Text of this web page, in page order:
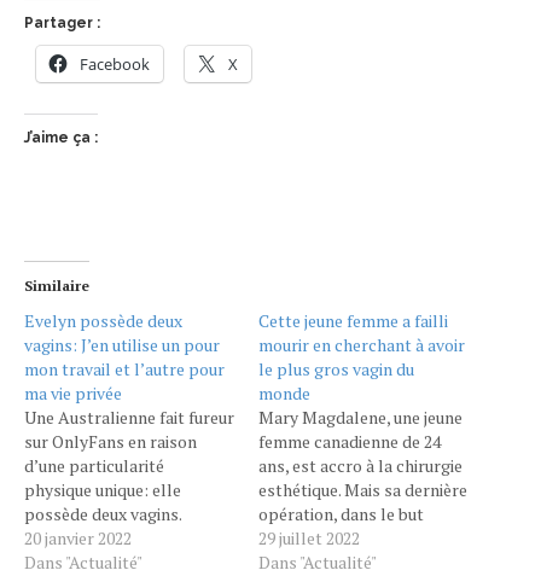
Partager :
Facebook X
J’aime ça :
Similaire
Evelyn possède deux
vagins: J’en utilise un pour
mon travail et l’autre pour
ma vie privée
Une Australienne fait fureur
sur OnlyFans en raison
d’une particularité
physique unique: elle
possède deux vagins.
Comme le
rapporte LADbible, la
20 janvier 2022
Dans "Actualité"
Cette jeune femme a failli
mourir en cherchant à avoir
le plus gros vagin du
monde
Mary Magdalene, une jeune
femme canadienne de 24
ans, est accro à la chirurgie
esthétique. Mais sa dernière
opération, dans le but
d'avoir le plus gros vagin du
monde, a bien failli lui
29 juillet 2022
Dans "Actualité"